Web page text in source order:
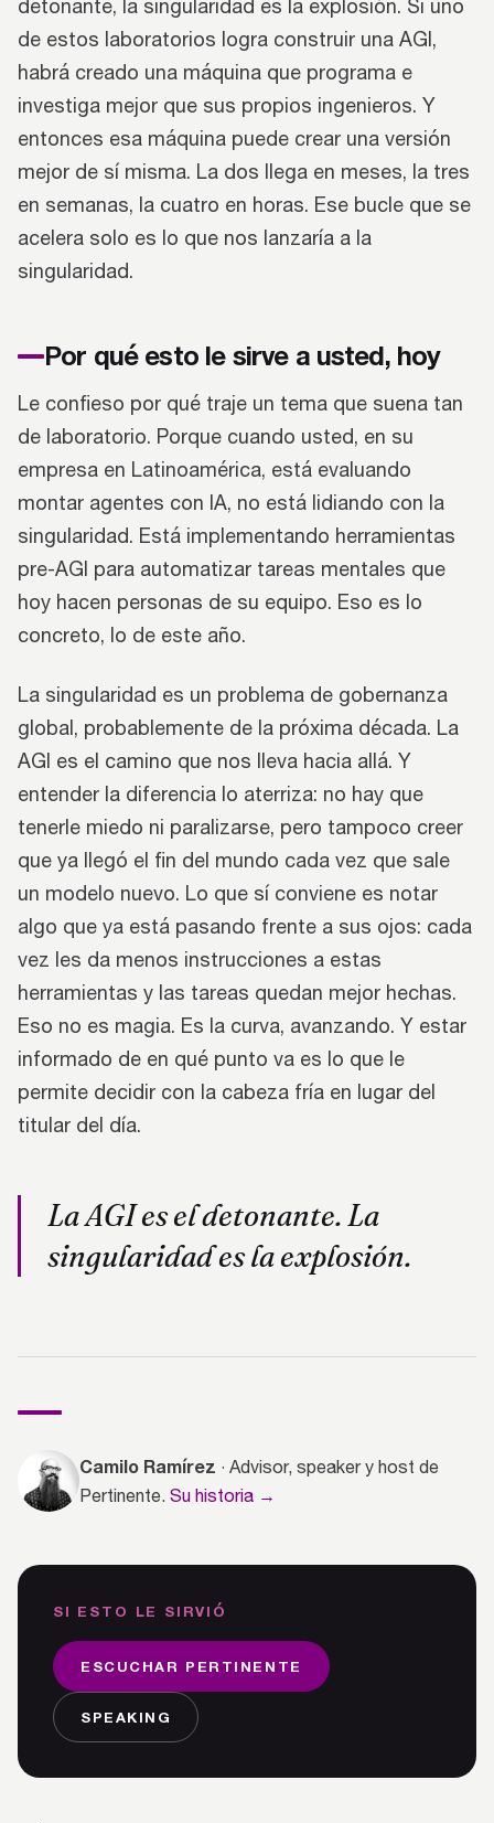
detonante, la singularidad es la explosión. Si uno
de estos laboratorios logra construir una AGI,
habrá creado una máquina que programa e
investiga mejor que sus propios ingenieros. Y
entonces esa máquina puede crear una versión
mejor de sí misma. La dos llega en meses, la tres
en semanas, la cuatro en horas. Ese bucle que se
acelera solo es lo que nos lanzaría a la
singularidad.
Por qué esto le sirve a usted, hoy
Le confieso por qué traje un tema que suena tan
de laboratorio. Porque cuando usted, en su
empresa en Latinoamérica, está evaluando
montar agentes con IA, no está lidiando con la
singularidad. Está implementando herramientas
pre-AGI para automatizar tareas mentales que
hoy hacen personas de su equipo. Eso es lo
concreto, lo de este año.
La singularidad es un problema de gobernanza
global, probablemente de la próxima década. La
AGI es el camino que nos lleva hacia allá. Y
entender la diferencia lo aterriza: no hay que
tenerle miedo ni paralizarse, pero tampoco creer
que ya llegó el fin del mundo cada vez que sale
un modelo nuevo. Lo que sí conviene es notar
algo que ya está pasando frente a sus ojos: cada
vez les da menos instrucciones a estas
herramientas y las tareas quedan mejor hechas.
Eso no es magia. Es la curva, avanzando. Y estar
informado de en qué punto va es lo que le
permite decidir con la cabeza fría en lugar del
titular del día.
La AGI es el detonante. La
singularidad es la explosión.
Camilo Ramírez · Advisor, speaker y host de
Pertinente. Su historia →
SI ESTO LE SIRVIÓ
ESCUCHAR PERTINENTE
SPEAKING